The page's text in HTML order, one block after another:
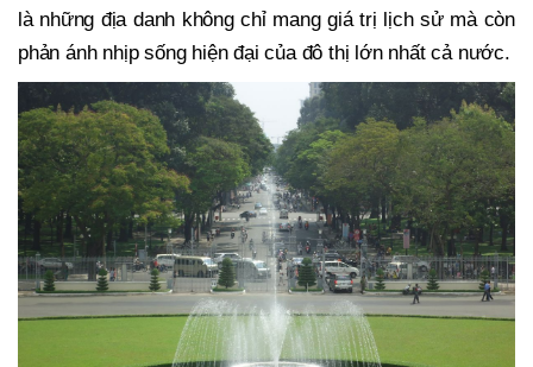
là những địa danh không chỉ mang giá trị lịch sử mà còn
phản ánh nhịp sống hiện đại của đô thị lớn nhất cả nước.